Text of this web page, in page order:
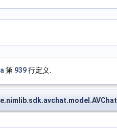
第 939行定义.